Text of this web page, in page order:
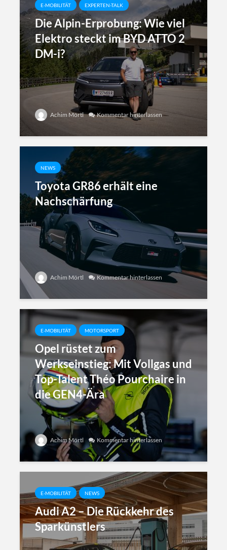
E-MOBILITÄT EXPERTEN-TALK
Die Alpin-Erprobung: Wie viel
Elektro steckt im BYD ATTO 2
DM-i?
Achim Mörtl Kommentar hinterlassen
NEWS
Toyota GR86 erhält eine
Nachschärfung
Achim Mörtl Kommentar hinterlassen
E-MOBILITÄT MOTORSPORT
Opel rüstet zum
Werkseinstieg: Mit Vollgas und
Top-Talent Théo Pourchaire in
die GEN4-Ära
Achim Mörtl Kommentar hinterlassen
E-MOBILITÄT NEWS
Audi A2 – Die Rückkehr des
Sparkünstlers